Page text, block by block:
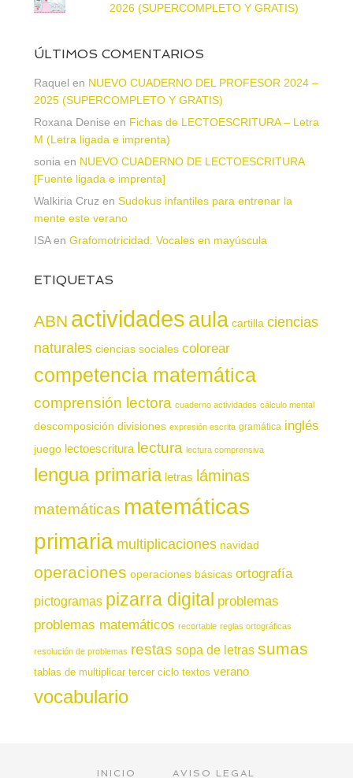
2026 (SUPERCOMPLETO Y GRATIS)
ÚLTIMOS COMENTARIOS
Raquel en NUEVO CUADERNO DEL PROFESOR 2024 –
2025 (SUPERCOMPLETO Y GRATIS)
Roxana Denise en Fichas de LECTOESCRITURA – Letra
M (Letra ligada e imprenta)
sonia en NUEVO CUADERNO DE LECTOESCRITURA
[Fuente ligada e imprenta]
Walkiria Cruz en Sudokus infantiles para entrenar la
mente este verano
ISAen Grafomotricidad. Vocales en mayúscula
ETIQUETAS
ABN actividadesaula cartilla ciencias
naturales ciencias sociales colorear
competencia matemática
comprensión lectora cuaderno actividades cálculo mental
descomposición divisiones expresión escrita gramática inglés
juego lectoescritura lectura lectura comprensiva
lengua primaria letras láminas
matemáticas matemáticas
primaria multiplicaciones navidad
operaciones operaciones básicas ortografía
pictogramas pizarra digital problemas
problemas matemáticos recortable reglas ortográficas
resolución de problemas restas sopa de letras sumas
tablas de multiplicar tercer ciclo textos verano
vocabulario
INICIO AVISO LEGAL